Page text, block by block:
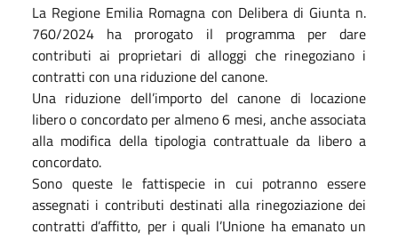
La Regione Emilia Romagna con Delibera di Giunta n.
760/2024 ha prorogato il programma per dare
contributi ai proprietari di alloggi che rinegoziano i
contratti con una riduzione del canone.
Una riduzione dell’importo del canone di locazione
libero o concordato per almeno 6 mesi, anche associata
alla modifica della tipologia contrattuale da libero a
concordato.
Sono queste le fattispecie in cui potranno essere
assegnati i contributi destinati alla rinegoziazione dei
contratti d’affitto, per i quali l’Unione ha emanato un